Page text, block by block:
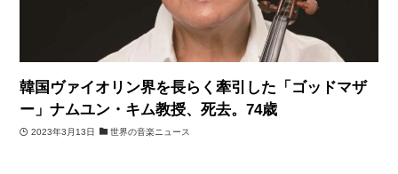
韓国ヴァイオリン界を長らく牽引した「ゴッドマザ
ー」ナムユン・キム教授、死去。74歳
2023年3月13日 世界の音楽ニュース